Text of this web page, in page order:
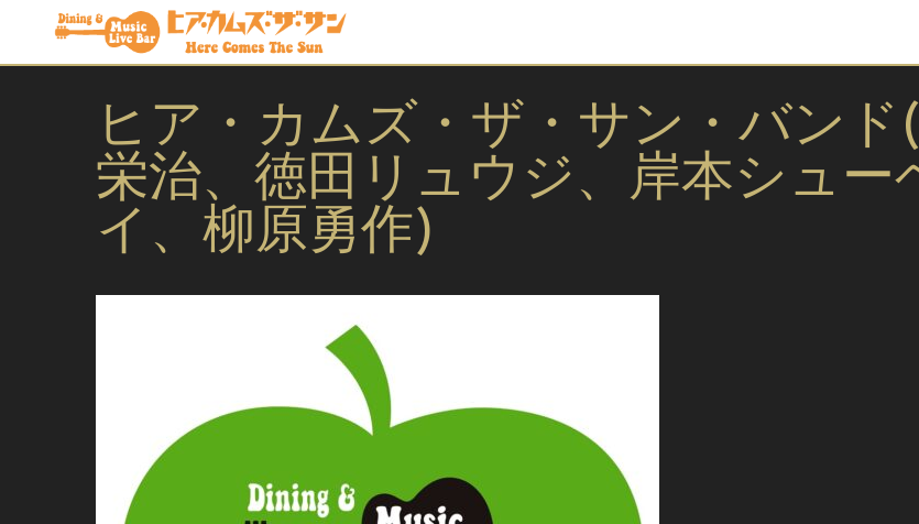
ヒア・カムズ・ザ・サン・バンド
栄治、徳田リュウジ、岸本シュー
イ、柳原勇作)